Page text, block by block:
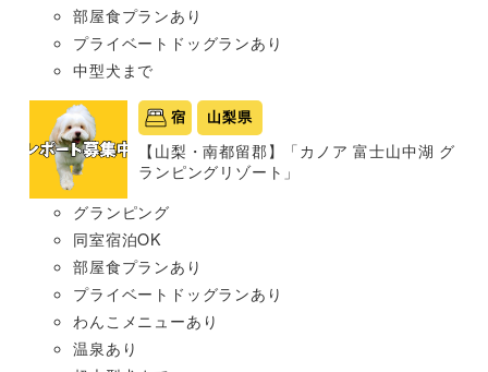
部屋食プランあり
プライベートドッグランあり
中型犬まで
宿 山梨県
【山梨・南都留郡】「カノア 富士山中湖 グ
ランピングリゾート」
グランピング
同室宿泊OK
部屋食プランあり
プライベートドッグランあり
わんこメニューあり
温泉あり